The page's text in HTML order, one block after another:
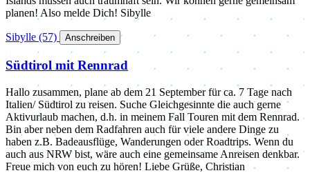
planen! Also melde Dich! Sibylle
Sibylle (57) Anschreiben
Südtirol mit Rennrad
Hallo zusammen, plane ab dem 21 September für ca. 7 Tage nach
Italien/ Südtirol zu reisen. Suche Gleichgesinnte die auch gerne
Aktivurlaub machen, d.h. in meinem Fall Touren mit dem Rennrad.
Bin aber neben dem Radfahren auch für viele andere Dinge zu
haben z.B. Badeausflüge, Wanderungen oder Roadtrips. Wenn du
auch aus NRW bist, wäre auch eine gemeinsame Anreisen denkbar.
Freue mich von euch zu hören! Liebe Grüße, Christian